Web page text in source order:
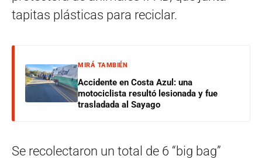
tapitas plásticas para reciclar.
MIRÁ TAMBIÉN
Accidente en Costa Azul: una
motociclista resultó lesionada y fue
trasladada al Sayago
Se recolectaron un total de 6 “big bag”